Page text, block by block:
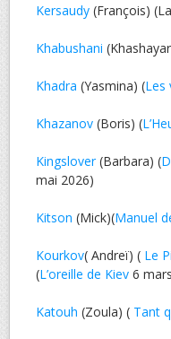
Kersaudy (François)
Khabushani
Khadra (Yasmina) (Les
Khazanov (Boris) (
Kingslover(Barbara) (
mai 2026)
Kitson (Mick)(Manuel
Kourkov( Andreï) ( Le
(L’oreille de Kiev 6
Katouh (Zoula) ( Tant